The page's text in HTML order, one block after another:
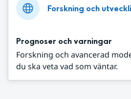
Forskning och
Prognoser och varningar
Forskning och avancerad
du ska veta vad som väntar.